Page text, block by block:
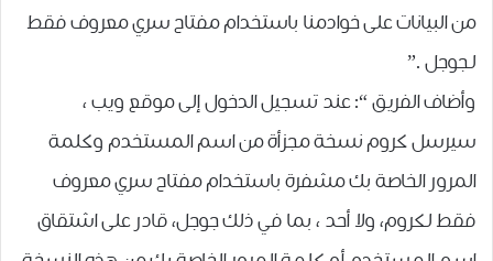
ﻣﻦ ﺍﻟﺒﻴﺎﻧﺎﺕ ﻋﻠﻰ ﺧﻮﺍﺩﻣﻨﺎ ﺑﺎﺳﺘﺨﺪﺍﻡ ﻣﻔﺘﺎﺡ ﺳﺮﻱ ﻣﻌﺮﻭﻑ ﻓﻘﻂ
ﻟـﺠﻮﺟﻞ .”
ﻭﺃﺿﺎﻑ ﺍﻟﻔﺮﻳﻖ “: ﻋﻨﺪ ﺗﺴﺠﻴﻞ ﺍﻟﺪﺧﻮﻝ ﺇﻟﻰ ﻣﻮﻗﻊ ﻭﻳﺐ ،
ﺳﻴﺮﺳﻞ ﻛﺮﻭﻡ ﻧﺴﺨﺔ ﻣﺠﺰﺃﺓ ﻣﻦ ﺍﺳﻢ ﺍﻟﻤﺴﺘﺨﺪﻡ ﻭﻛﻠﻤﺔ
ﺍﻟﻤﺮﻭﺭ ﺍﻟﺨﺎﺻﺔ ﺑﻚ ﻣﺸﻔﺮﺓ ﺑﺎﺳﺘﺨﺪﺍﻡ ﻣﻔﺘﺎﺡ ﺳﺮﻱ ﻣﻌﺮﻭﻑ
ﻓﻘﻂ ﻟـﻜﺮﻭﻡ، ﻭﻻ ﺃﺣﺪ ، ﺑﻤﺎ ﻓﻲ ﺫﻟﻚ ﺟﻮﺟﻞ، ﻗﺎﺩﺭ ﻋﻠﻰ ﺍﺷﺘﻘﺎﻕ